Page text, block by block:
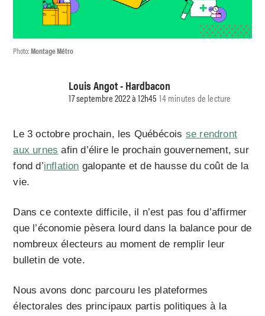
Photo:Montage Métro
Louis Angot - Hardbacon
17 septembre 2022 à 12h45 14 minutes de lecture
Le 3 octobre prochain, les Québécois se rendront
aux urnes afin d’élire le prochain gouvernement, sur
fond d’inflation galopante et de hausse du coût de la
vie.
Dans ce contexte difficile, il n’est pas fou d’affirmer
que l’économie pèsera lourd dans la balance pour de
nombreux électeurs au moment de remplir leur
bulletin de vote.
Nous avons donc parcouru les plateformes
électorales des principaux partis politiques à la